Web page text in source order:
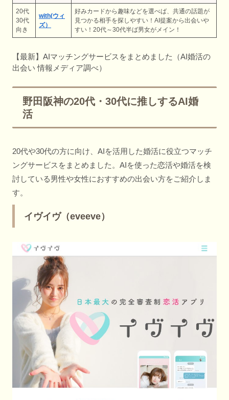
20代
30代
向き
with(ウィ
ズ）
好みカードから趣味などを選べば、共通の話題が
見つかる相手を探しやすい！AI提案から出会いや
すい！20代～30代半ば男女がメイン！
【最新】AIマッチングサービスをまとめました（AI婚活の
出会い 情報メディア調べ）
野田阪神の20代・30代に推しするAI婚
活
20代や30代の方に向け、AIを活用した婚活に役立つマッチ
ングサービスをまとめました。AIを使った恋活や婚活を検
討している男性や女性におすすめの出会い方をご紹介しま
す。
イヴイヴ（eveeve）